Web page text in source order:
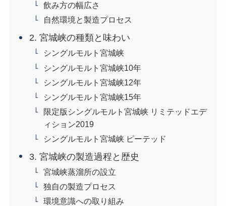
飲み方の幅広さ
自然環境と製造プロセス
2. 宮城峡の種類と味わい
シングルモルト宮城峡
シングルモルト宮城峡10年
シングルモルト宮城峡12年
シングルモルト宮城峡15年
限定版シングルモルト宮城峡 リミテッドエデ
ィション2019
シングルモルト宮城峡 ピーテッド
3. 宮城峡の製造過程と歴史
宮城峡蒸溜所の設立
独自の製造プロセス
環境意識への取り組み